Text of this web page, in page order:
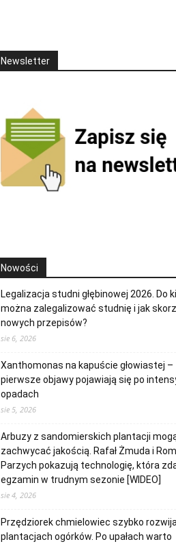
Newsletter
Nowości
Legalizacja studni głębinowej 2026. Do
można zalegalizować studnię i jak
nowych przepisów?
sie 6, 2026
Xanthomonas na kapuście głowiastej –
pierwsze objawy pojawiają się po
opadach
sie 5, 2026
Arbuzy z sandomierskich plantacji
zachwycać jakością. Rafał Żmuda i
Parzych pokazują technologię, która
egzamin w trudnym sezonie [WIDEO]
sie 4, 2026
Przędziorek chmielowiec szybko
plantacjach ogórków. Po upałach warto